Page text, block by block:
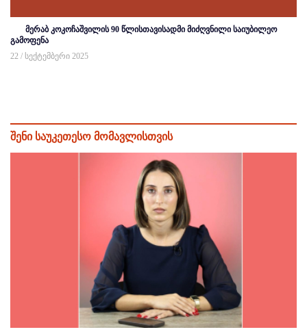
მერაბ კოკოჩაშვილის 90 წლისთავისადმი მიძღვნილი საიუბილეო
გამოფენა
22 / სექტემბერი 2025
შენი საუკეთესო მომავლისთვის